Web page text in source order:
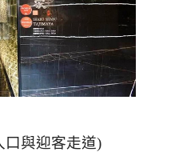
口與迎客走道)